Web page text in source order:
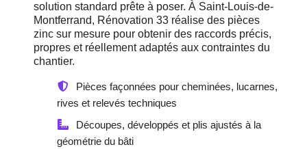
solution standard prête à poser. À Saint-Louis-de-
Montferrand, Rénovation 33 réalise des pièces
zinc sur mesure pour obtenir des raccords précis,
propres et réellement adaptés aux contraintes du
chantier.
Pièces façonnées pour cheminées, lucarnes,
rives et relevés techniques
Découpes, développés et plis ajustés à la
géométrie du bâti